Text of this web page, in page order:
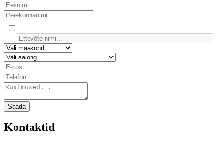
Saada
Kontaktid